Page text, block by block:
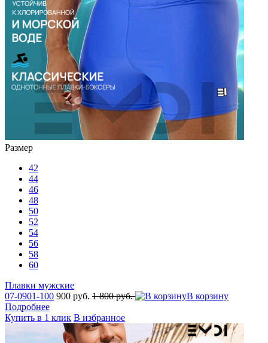
Размер
42
44
46
48
50
52
54
56
58
60
Плавки мужские
07-0901-100 900 руб. 1 800 руб.
В корзину
Подробнее
Купить в 1 клик В избранное